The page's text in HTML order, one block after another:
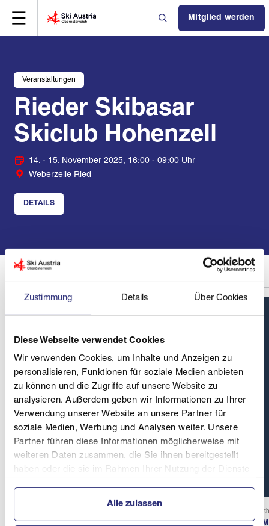
Zustimmung Details Über Cookies
Diese Webseite verwendet Cookies
Wir verwenden Cookies, um Inhalte und Anzeigen zu
personalisieren, Funktionen für soziale Medien anbieten
zu können und die Zugriffe auf unsere Website zu
analysieren. Außerdem geben wir Informationen zu Ihrer
Verwendung unserer Website an unsere Partner für
soziale Medien, Werbung und Analysen weiter. Unsere
Partner führen diese Informationen möglicherweise mit
weiteren Daten zusammen, die Sie ihnen bereitgestellt
Alle zulassen
Mitglied werden
Veranstaltungen
Rieder Skibasar
Skiclub Hohenzell
14. - 15. November 2025, 16:00 - 09:00 Uhr
Weberzeile Ried
DETAILS
ÖM-Biathlon auf Skirollern